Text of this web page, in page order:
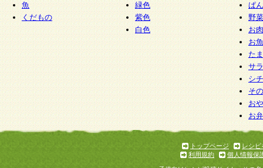
報の利用目的の通知・開示・内容の訂正・追加
停止・消去及び第三者への提供の禁止（以下、
といいます。）に応じます。
開示等に応じる窓口は以下になります。
ぱくすく食堂個人情報お客様相談窓口 paku-
m
個人情報を与えることは任意ですが、個人情報
意をいただけない場合には、当社のサービスの
お問い合わせ・ご相談への対応ができない場合
魚
くだもの
緑色
紫色
白色
ぱん
野
お
お
た
サ
シ
そ
お
お
トップページ
レシピ
利用規約
個人情報保